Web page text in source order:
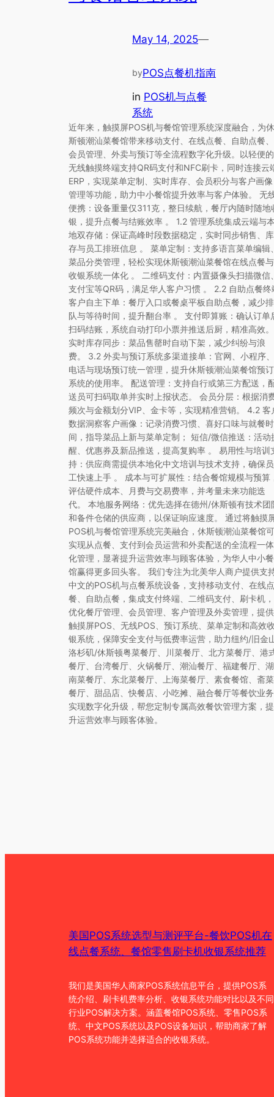
May 14, 2025—
byPOS点餐机指南
in POS机与点餐
系统
近年来，触摸屏POS机与餐馆管理系统深度融合，为休
斯顿潮汕菜餐馆带来移动支付、在线点餐、自助点餐、
会员管理、外卖与预订等全流程数字化升级。以轻便的
无线触摸终端支持QR码支付和NFC刷卡，同时连接云
ERP，实现菜单定制、实时库存、会员积分与客户画像
管理等功能，助力中小餐馆提升效率与客户体验。 无
便携：设备重量仅311克，整日续航，餐厅内随时随地
银，提升点餐与结账效率 。 1.2 管理系统集成云端与本
地双存储：保证高峰时段数据稳定，实时同步销售、库
存与员工排班信息 。 菜单定制：支持多语言菜单编辑、
菜品分类管理，轻松实现休斯顿潮汕菜餐馆在线点餐与
收银系统一体化 。 二维码支付：内置摄像头扫描微信、
支付宝等QR码，满足华人客户习惯 。 2.2 自助点餐终
客户自主下单：餐厅入口或餐桌平板自助点餐，减少排
队与等待时间，提升翻台率 。 支付即算账：确认订单
扫码结账，系统自动打印小票并推送后厨，精准高效。
实时库存同步：菜品售罄时自动下架，减少纠纷与浪
费。 3.2 外卖与预订系统多渠道接单：官网、小程序、
电话与现场预订统一管理，提升休斯顿潮汕菜餐馆预订
系统的使用率。 配送管理：支持自行或第三方配送，
送员可扫码取单并实时上报状态。 会员分层：根据消
频次与金额划分VIP、金卡等，实现精准营销。 4.2 客
数据洞察客户画像：记录消费习惯、喜好口味与就餐时
间，指导菜品上新与菜单定制； 短信/微信推送：活动
醒、优惠券及新品推送，提高复购率 。 易用性与培训
持：供应商需提供本地化中文培训与技术支持，确保员
工快速上手 。 成本与可扩展性：结合餐馆规模与预算
评估硬件成本、月费与交易费率，并考量未来功能迭
代。 本地服务网络：优先选择在德州/休斯顿有技术团
和备件仓储的供应商，以保证响应速度。 通过将触摸
POS机与餐馆管理系统完美融合，休斯顿潮汕菜餐馆可
实现从点餐、支付到会员运营和外卖配送的全流程一体
化管理，显著提升运营效率与顾客体验，为华人中小餐
馆赢得更多回头客。 我们专注为北美华人商户提供支
中文的POS机与点餐系统设备，支持移动支付、在线点
餐、自助点餐，集成支付终端、二维码支付、刷卡机，
优化餐厅管理、会员管理、客户管理及外卖管理，提供
触摸屏POS、无线POS、预订系统、菜单定制和高效收
银系统，保障安全支付与低费率运营，助力纽约/旧金
洛杉矶/休斯顿粤菜餐厅、川菜餐厅、北方菜餐厅、港
餐厅、台湾餐厅、火锅餐厅、潮汕餐厅、福建餐厅、湖
南菜餐厅、东北菜餐厅、上海菜餐厅、素食餐馆、斋菜
餐厅、甜品店、快餐店、小吃摊、融合餐厅等餐饮业务
实现数字化升级，帮您定制专属高效餐饮管理方案，提
升运营效率与顾客体验。
美国POS系统选型与测评平台-餐饮POS机在
线点餐系统、餐馆零售刷卡机收银系统推荐
我们是美国华人商家POS系统信息平台，提供POS系
统介绍、刷卡机费率分析、收银系统功能对比以及不同
行业POS解决方案。涵盖餐馆POS系统、零售POS系
统、中文POS系统以及POS设备知识，帮助商家了解
POS系统功能并选择适合的收银系统。